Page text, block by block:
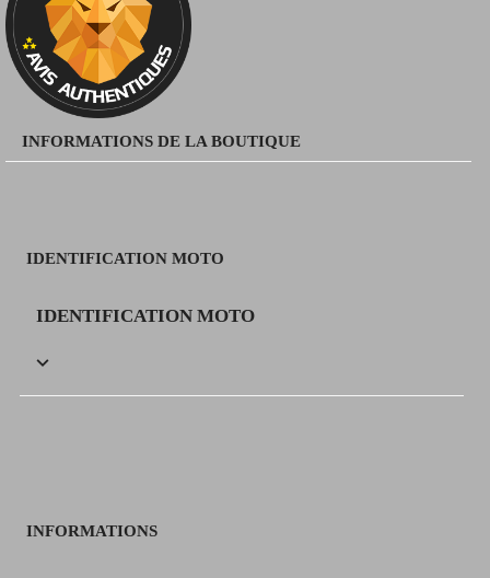
INFORMATIONS DE LA BOUTIQUE
IDENTIFICATION MOTO
IDENTIFICATION MOTO

INFORMATIONS